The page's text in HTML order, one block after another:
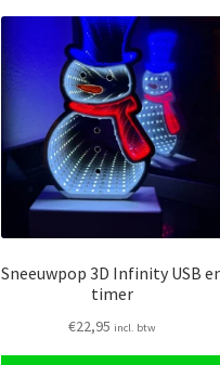
Sneeuwpop 3D Infinity USB
timer
€22,95 incl. btw